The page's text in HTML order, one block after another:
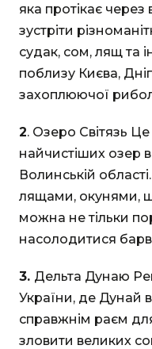
яка протікає
зустріти
судак, сом, лящ та
поблизу Києва,
захоплюючої
2. Озеро Світязь
найчистіших озер
Волинській
лящами, окунями,
можна не тільки
насолодитися
3. Дельта Дунаю
України, де Дунай
справжнім раєм
зловити великих